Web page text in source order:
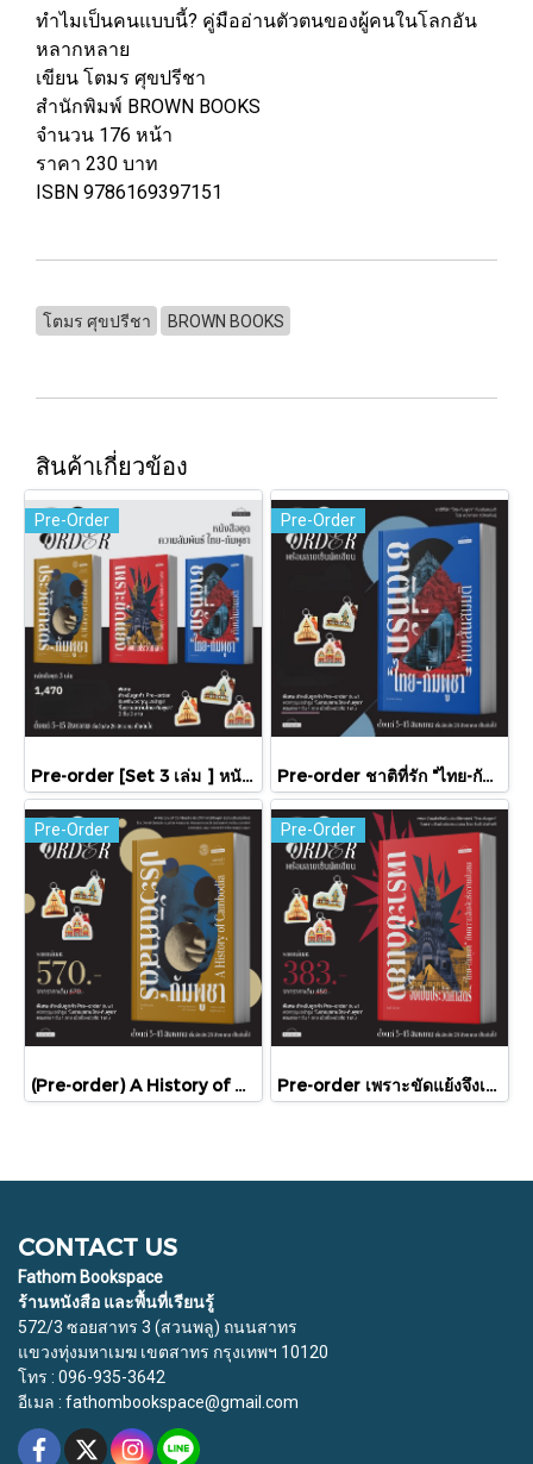
ทำไมเป็นคนแบบนี้? คู่มืออ่านตัวตนของผู้คนในโลกอัน
หลากหลาย
เขียน โตมร ศุขปรีชา
สำนักพิมพ์ BROWN BOOKS
จำนวน 176 หน้า
ราคา 230 บาท
ISBN 9786169397151
โตมร ศุขปรีชา BROWN BOOKS
สินค้าเกี่ยวข้อง
Pre-Order
Pre-order [Set 3 เล่ม ] หนังสือชุดความสัมพันธ์ "ไทย-กัมพูชา" / มติชน
Pre-Order
Pre-order ชาติที่รัก "ไทย-กัมพูชา" กับเส้นสมมติ / พวงทอง ภวัครพันธุ์ / มติชน
Pre-Order
(Pre-order) A History of Cambodia ประวัติศาสตร์กัมพูชา (ฉบับปรับปรุงใหม่) / David Chandler / มติชน
Pre-Order
Pre-order เพราะขัดแย้งจึงเป็นประวัติศาสตร์ "ไทย-กัมพูชา" กับความสัมพันธ์หวานปนขม / มติชน
CONTACT US
Fathom Bookspace
ร้านหนังสือ และพื้นที่เรียนรู้
572/3 ซอยสาทร 3 (สวนพลู) ถนนสาทร
แขวงทุ่งมหาเมฆ เขตสาทร กรุงเทพฯ 10120
โทร : 096-935-3642
อีเมล : fathombookspace@gmail.com